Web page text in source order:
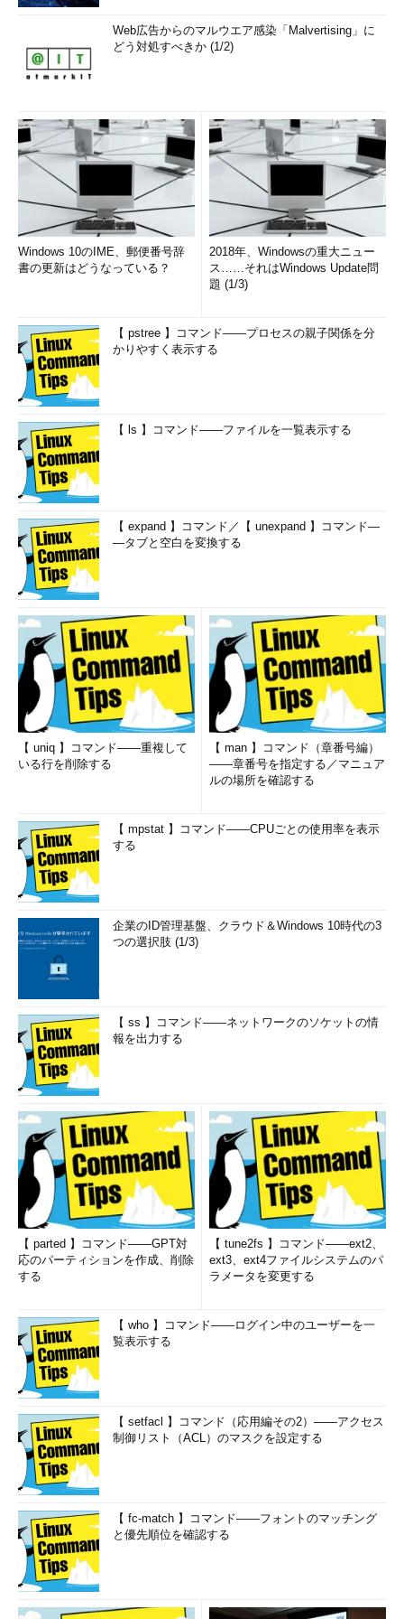
Web広告からのマルウエア感染「Malvertising」に
どう対処すべきか (1/2)
Windows 10のIME、郵便番号辞
書の更新はどうなっている？
2018年、Windowsの重大ニュー
ス……それはWindows Update問
題 (1/3)
【 pstree 】コマンド――プロセスの親子関係を分
かりやすく表示する
【 ls 】コマンド――ファイルを一覧表示する
【 expand 】コマンド／【 unexpand 】コマンド―
―タブと空白を変換する
【 uniq 】コマンド――重複して
いる行を削除する
【 man 】コマンド（章番号編）
――章番号を指定する／マニュア
ルの場所を確認する
【 mpstat 】コマンド――CPUごとの使用率を表示
する
企業のID管理基盤、クラウド＆Windows 10時代の3
つの選択肢 (1/3)
【 ss 】コマンド――ネットワークのソケットの情
報を出力する
【 parted 】コマンド――GPT対
応のパーティションを作成、削除
する
【 tune2fs 】コマンド――ext2、
ext3、ext4ファイルシステムのパ
ラメータを変更する
【 who 】コマンド――ログイン中のユーザーを一
覧表示する
【 setfacl 】コマンド（応用編その2）――アクセス
制御リスト（ACL）のマスクを設定する
【 fc-match 】コマンド――フォントのマッチング
と優先順位を確認する